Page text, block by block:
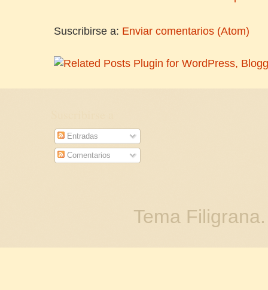
Suscribirse a: Enviar comentarios (Atom)
Entradas
Comentarios
Tema